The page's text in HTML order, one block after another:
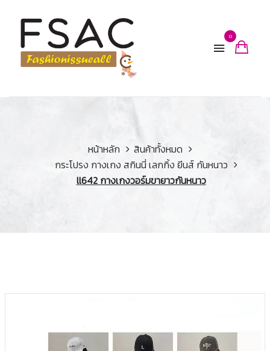
0
หน้าหลัก
สินค้าทั้งหมด
กระโปรง กางเกง สกินนี่ เลกกิ้ง ยีนส์ กันหนาว
ll642 กางเกงวอร์มขายาวกันหนาว